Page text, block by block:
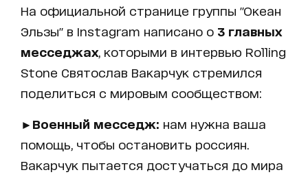
На официальной странице группы "Океан
Эльзы" в Instagram написано о 3 главных
месседжах, которыми в интервью Rolling
Stone Святослав Вакарчук стремился
поделиться с мировым сообществом:
► Военный месседж: нам нужна ваша
помощь, чтобы остановить россиян.
Вакарчук пытается достучаться до мира